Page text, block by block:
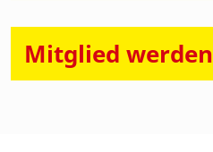
Mitglied werden